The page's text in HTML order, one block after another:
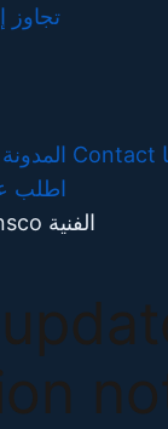
تجاوز
المدونة Contact
اطلب
مقالات Vensco الفنية